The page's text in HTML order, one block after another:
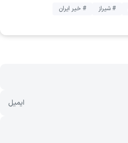
# شیراز
# خیر ایران